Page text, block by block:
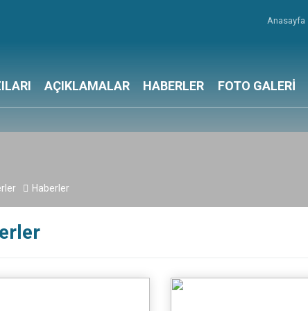
Anasayfa
AÇIKLAMALAR HABERLER FOTO GALERİ
Haberler